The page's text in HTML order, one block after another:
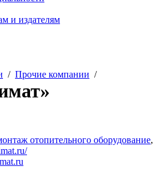
и издателям
/ Прочие компании /
отопительного оборудование,